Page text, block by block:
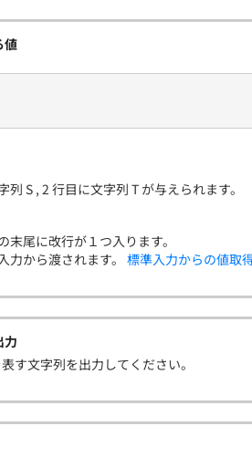
値
列 S , 2 行目に文字列 T が与えられます。
末尾に改行が１つ入ります。
力から渡されます。 標準入力からの値取
力
す文字列を出力してください。